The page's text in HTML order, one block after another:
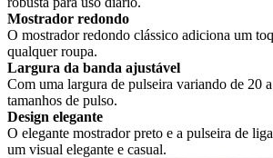
Mostrador redondo
O mostrador redondo clássico adiciona um
qualquer roupa.
Largura da banda ajustável
Com uma largura de pulseira variando de 20
tamanhos de pulso.
Design elegante
O elegante mostrador preto e a pulseira de
um visual elegante e casual.